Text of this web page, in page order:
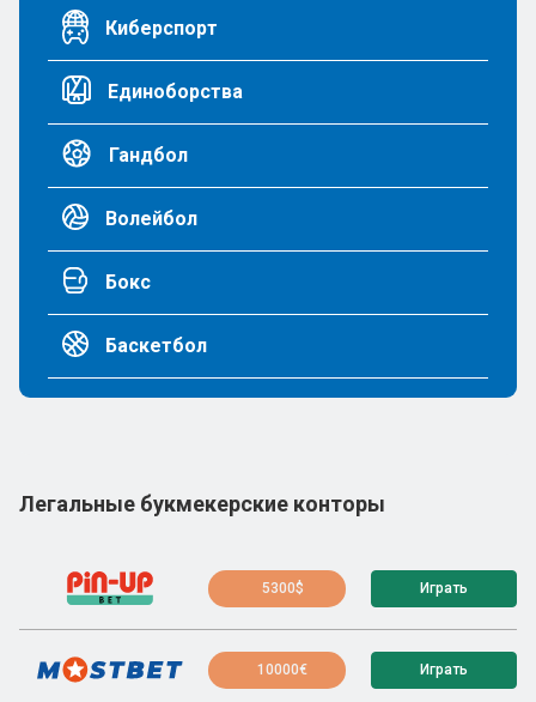
Киберспорт
Единоборства
Гандбол
Волейбол
Бокс
Баскетбол
Легальные букмекерские конторы
5300$ Играть
10000€ Играть